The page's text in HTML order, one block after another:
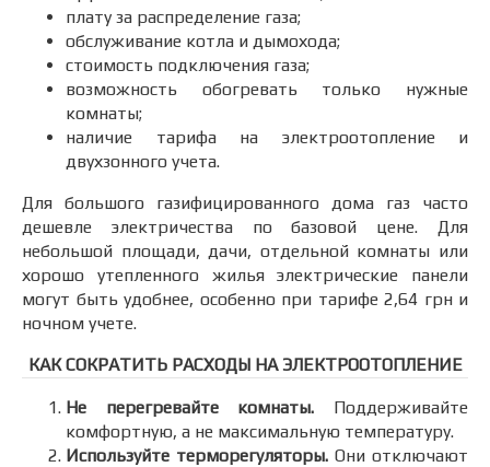
плату за распределение газа;
обслуживание котла и дымохода;
стоимость подключения газа;
возможность обогревать только нужные
комнаты;
наличие тарифа на электроотопление и
двухзонного учета.
Для большого газифицированного дома газ часто
дешевле электричества по базовой цене. Для
небольшой площади, дачи, отдельной комнаты или
хорошо утепленного жилья электрические панели
могут быть удобнее, особенно при тарифе 2,64 грн и
ночном учете.
КАК СОКРАТИТЬ РАСХОДЫ НА ЭЛЕКТРООТОПЛЕНИЕ
Не перегревайте комнаты. Поддерживайте
комфортную, а не максимальную температуру.
Используйте терморегуляторы. Они отключают